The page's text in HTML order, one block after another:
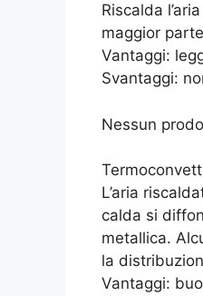
Riscalda
maggior
Vantaggi:
Svantaggi:
Nessun
L’aria
calda si
metallica.
la
Vantaggi: